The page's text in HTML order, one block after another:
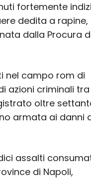
fortemente
dedita a rapine,
dalla Procura
nel campo rom di
azioni criminali tra
oltre
armata ai danni
assalti
di Napoli,